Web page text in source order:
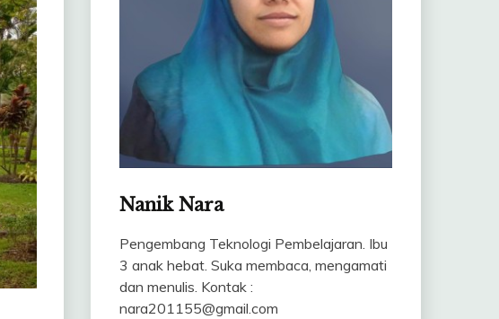
Nanik Nara
Pengembang Teknologi Pembelajaran. Ibu
3 anak hebat. Suka membaca, mengamati
dan menulis. Kontak :
nara201155@gmail.com